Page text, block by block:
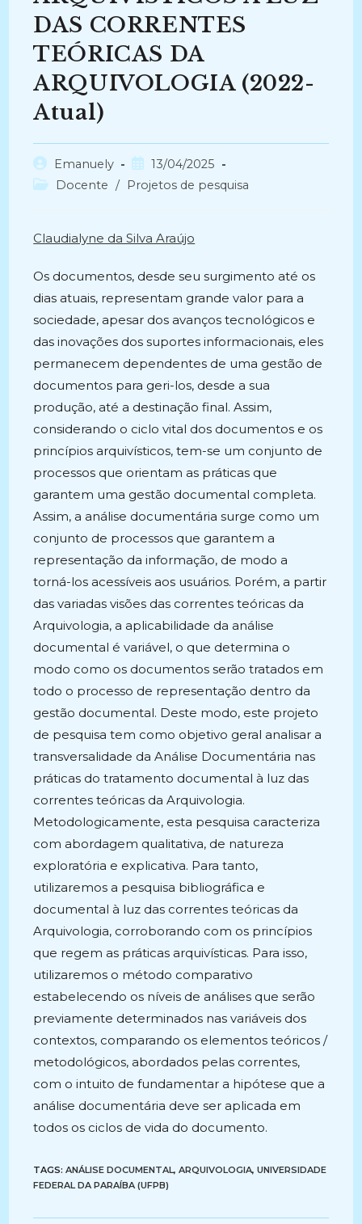
DAS CORRENTES
TEÓRICAS DA
ARQUIVOLOGIA (2022-
Atual)
Autor
do
Emanuely
Post
publicado:
13/04/2025
Categoria
Docente / Projetos de pesquisa
Claudialyne da Silva Araújo
Os documentos, desde seu surgimento até os
dias atuais, representam grande valor para a
sociedade, apesar dos avanços tecnológicos e
das inovações dos suportes informacionais, eles
permanecem dependentes de uma gestão de
documentos para geri-los, desde a sua
produção, até a destinação final. Assim,
considerando o ciclo vital dos documentos e os
princípios arquivísticos, tem-se um conjunto de
processos que orientam as práticas que
garantem uma gestão documental completa.
Assim, a análise documentária surge como um
conjunto de processos que garantem a
representação da informação, de modo a
torná-los acessíveis aos usuários. Porém, a partir
das variadas visões das correntes teóricas da
Arquivologia, a aplicabilidade da análise
documental é variável, o que determina o
modo como os documentos serão tratados em
todo o processo de representação dentro da
gestão documental. Deste modo, este projeto
de pesquisa tem como objetivo geral analisar a
transversalidade da Análise Documentária nas
práticas do tratamento documental à luz das
correntes teóricas da Arquivologia.
Metodologicamente, esta pesquisa caracteriza
com abordagem qualitativa, de natureza
exploratória e explicativa. Para tanto,
utilizaremos a pesquisa bibliográfica e
documental à luz das correntes teóricas da
Arquivologia, corroborando com os princípios
que regem as práticas arquivísticas. Para isso,
utilizaremos o método comparativo
estabelecendo os níveis de análises que serão
previamente determinados nas variáveis dos
contextos, comparando os elementos teóricos /
metodológicos, abordados pelas correntes,
com o intuito de fundamentar a hipótese que a
análise documentária deve ser aplicada em
todos os ciclos de vida do documento.
TAGS:ANÁLISE DOCUMENTAL, ARQUIVOLOGIA, UNIVERSIDADE
FEDERAL DA PARAÍBA (UFPB)